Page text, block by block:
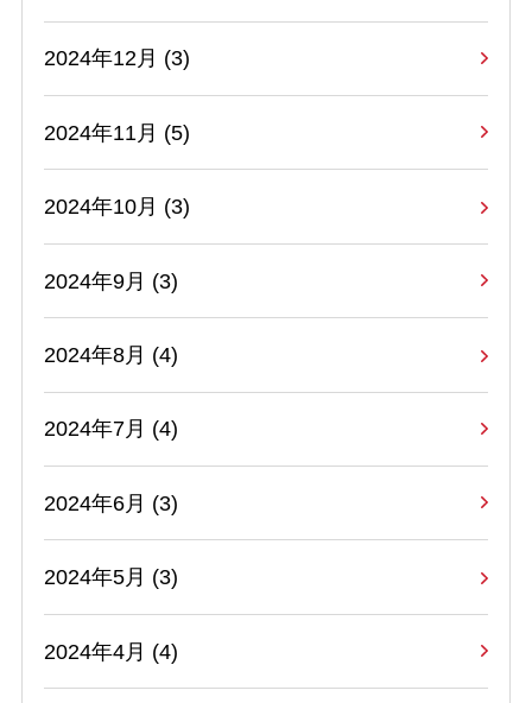
2024年12月 (3)
2024年11月 (5)
2024年10月 (3)
2024年9月 (3)
2024年8月 (4)
2024年7月 (4)
2024年6月 (3)
2024年5月 (3)
2024年4月 (4)